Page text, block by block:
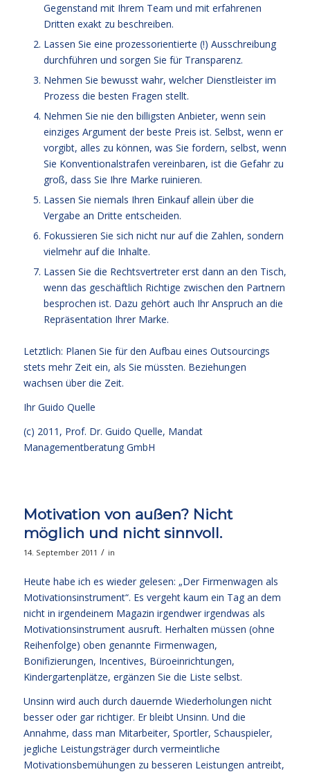
Gegenstand mit Ihrem Team und mit erfahrenen
Dritten exakt zu beschreiben.
Lassen Sie eine prozessorientierte (!) Ausschreibung
durchführen und sorgen Sie für Transparenz.
Nehmen Sie bewusst wahr, welcher Dienstleister im
Prozess die besten Fragen stellt.
Nehmen Sie nie den billigsten Anbieter, wenn sein
einziges Argument der beste Preis ist. Selbst, wenn er
vorgibt, alles zu können, was Sie fordern, selbst, wenn
Sie Konventionalstrafen vereinbaren, ist die Gefahr zu
groß, dass Sie Ihre Marke ruinieren.
Lassen Sie niemals Ihren Einkauf allein über die
Vergabe an Dritte entscheiden.
Fokussieren Sie sich nicht nur auf die Zahlen, sondern
vielmehr auf die Inhalte.
Lassen Sie die Rechtsvertreter erst dann an den Tisch,
wenn das geschäftlich Richtige zwischen den Partnern
besprochen ist. Dazu gehört auch Ihr Anspruch an die
Repräsentation Ihrer Marke.
Letztlich: Planen Sie für den Aufbau eines Outsourcings
stets mehr Zeit ein, als Sie müssten. Beziehungen
wachsen über die Zeit.
Ihr Guido Quelle
(c) 2011, Prof. Dr. Guido Quelle, Mandat
Managementberatung GmbH
Motivation von außen? Nicht
möglich und nicht sinnvoll.
14. September 2011 / in
Heute habe ich es wieder gelesen: „Der Firmenwagen als
Motivationsinstrument“. Es vergeht kaum ein Tag an dem
nicht in irgendeinem Magazin irgendwer irgendwas als
Motivationsinstrument ausruft. Herhalten müssen (ohne
Reihenfolge) oben genannte Firmenwagen,
Bonifizierungen, Incentives, Büroeinrichtungen,
Kindergartenplätze, ergänzen Sie die Liste selbst.
Unsinn wird auch durch dauernde Wiederholungen nicht
besser oder gar richtiger. Er bleibt Unsinn. Und die
Annahme, dass man Mitarbeiter, Sportler, Schauspieler,
jegliche Leistungsträger durch vermeintliche
Motivationsbemühungen zu besseren Leistungen antreibt,